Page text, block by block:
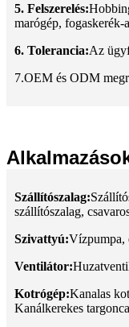
5. Felszerelés:
marógép, fogaskerék-
6. Tolerancia:Az
7.OEM és ODM
Szállítószalag:
szállítószalag,
Szivattyú:Vízpumpa,
Ventilátor:
Kotrógép:Kanalas
Kanálkerekes